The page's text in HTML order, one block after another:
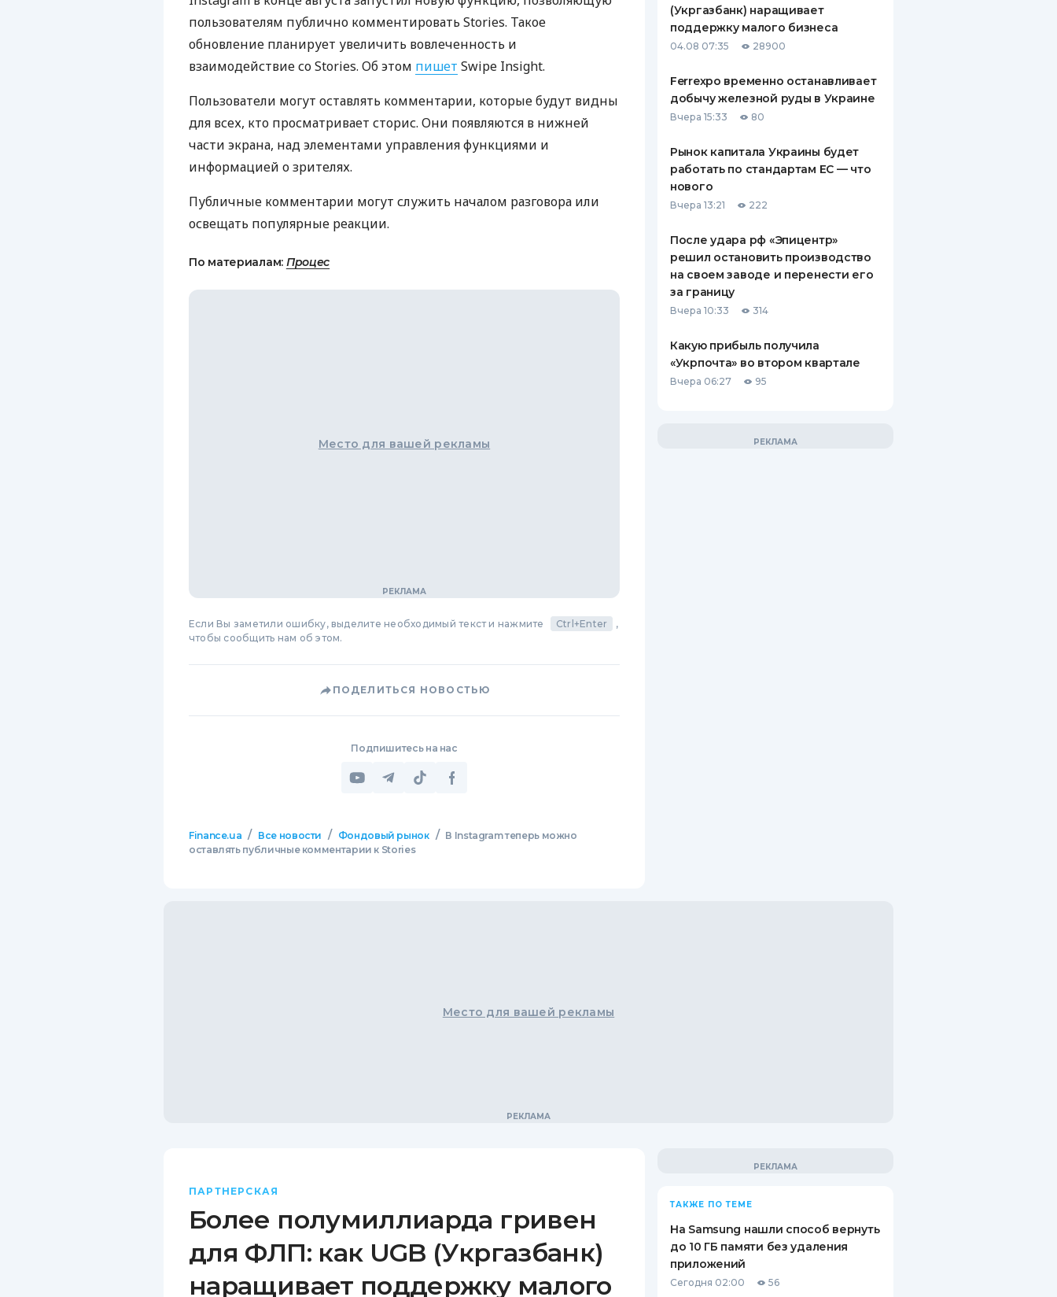
ЕЖЕМЕСЯЧНЫЙ ОБЗОР
ПУТЕВОДИТЕЛИ ПО
ПУТЕВОДИТЕЛИ ПО
СТРАХОВЫЕ КОМПАНИИ
КОМПАНИЯХ
КОНТАКТЫ
пользователям публично комментировать Stories. Такое
обновление планирует увеличить вовлеченность и
взаимодействие со Stories. Об этом пишет Swipe Insight.
Пользователи могут оставлять комментарии, которые будут видны
для всех, кто просматривает сторис. Они появляются в нижней
части экрана, над элементами управления функциями и
информацией о зрителях.
Публичные комментарии могут служить началом разговора или
освещать популярные реакции.
По материалам: Процес
Место для вашей рекламы
Если Вы заметили ошибку, выделите необходимый текст и нажмите Ctrl+Enter
,
чтобы сообщить нам об этом.
ПОДЕЛИТЬСЯ НОВОСТЬЮ
Подпишитесь на нас
Finance.ua / Все новости / Фондовый рынок / В Instagram теперь можно
оставлять публичные комментарии к Stories
(Укргазбанк) наращивает
поддержку малого бизнеса
04.08 07:35 28900
Ferrexpo временно останавливает
добычу железной руды в Украине
Вчера 15:33 80
Рынок капитала Украины будет
работать по стандартам ЕС — что
нового
Вчера 13:21 222
После удара рф «Эпицентр»
решил остановить производство
на своем заводе и перенести его
за границу
Вчера 10:33 314
Какую прибыль получила
«Укрпочта» во втором квартале
Вчера 06:27 95
Место для вашей рекламы
ПАРТНЕРСКАЯ
Более полумиллиарда гривен
для ФЛП: как UGB (Укргазбанк)
наращивает поддержку малого
ТАКЖЕ ПО ТЕМЕ
На Samsung нашли способ вернуть
до 10 ГБ памяти без удаления
приложений
Сегодня 02:00 56